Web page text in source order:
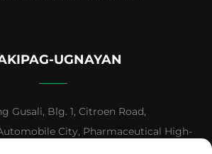
UGNAYAN
Gusali, Blg. 1, Citroen Road,
City, Pharmaceutical High-